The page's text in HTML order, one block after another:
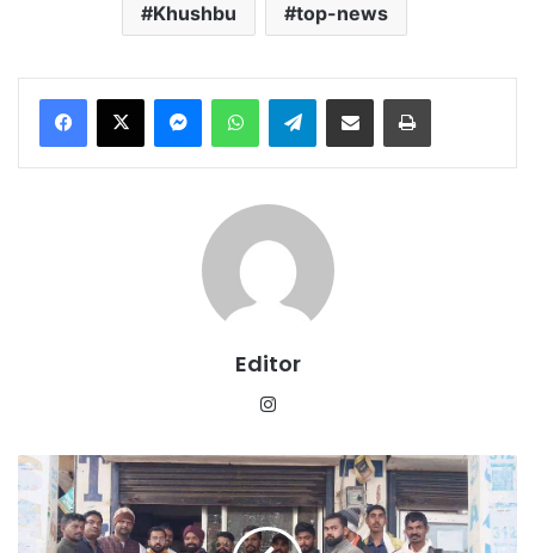
Khushbu top-news
MessengerWhatsAppTelegramShare via Email Print
Editor
जनकपुर
मण्डल